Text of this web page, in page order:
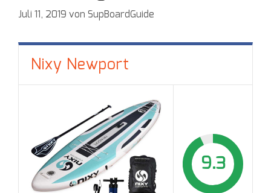
Juli 11, 2019 von SupBoardGuide
Nixy Newport
9.3